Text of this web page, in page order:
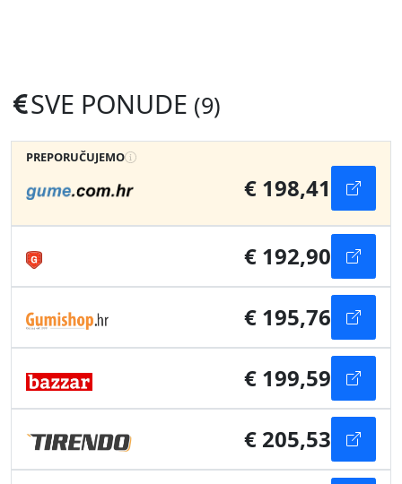
SVE PONUDE (9)
PREPORUČUJEMO
€ 198,41
€ 192,90
€ 195,76
€ 199,59
€ 205,53